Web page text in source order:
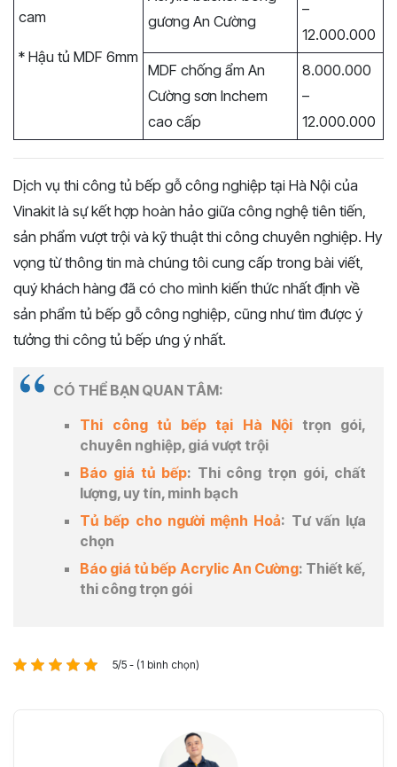
cam
* Hậu tủ MDF 6mm
gương An Cường
–
12.000.000
MDF chống ẩm An
Cường sơn Inchem
cao cấp
8.000.000
–
12.000.000
Dịch vụ thi công tủ bếp gỗ công nghiệp tại Hà Nội của
Vinakit là sự kết hợp hoàn hảo giữa công nghệ tiên tiến,
sản phẩm vượt trội và kỹ thuật thi công chuyên nghiệp. Hy
vọng từ thông tin mà chúng tôi cung cấp trong bài viết,
quý khách hàng đã có cho mình kiến thức nhất định về
sản phẩm tủ bếp gỗ công nghiệp, cũng như tìm được ý
tưởng thi công tủ bếp ưng ý nhất.
CÓ THỂ BẠN QUAN TÂM:
Thi công tủ bếp tại Hà Nội trọn gói,
chuyên nghiệp, giá vượt trội
Báo giá tủ bếp: Thi công trọn gói, chất
lượng, uy tín, minh bạch
Tủ bếp cho người mệnh Hoả: Tư vấn lựa
chọn
Báo giá tủ bếp Acrylic An Cường: Thiết kế,
thi công trọn gói
5/5 - (1 bình chọn)